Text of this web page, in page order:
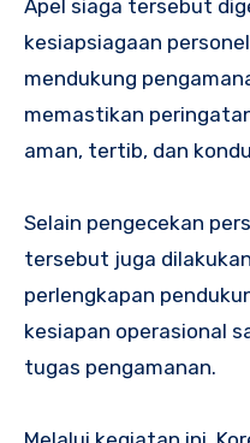
Apel siaga tersebut
kesiapsiagaan
mendukung
memastikan
aman, tertib, dan
Selain pengecekan
tersebut juga
perlengkapan
kesiapan operasional
tugas pengamanan.